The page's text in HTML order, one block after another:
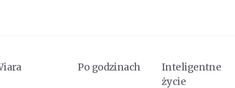
Po godzinach
Inteligentne
życie